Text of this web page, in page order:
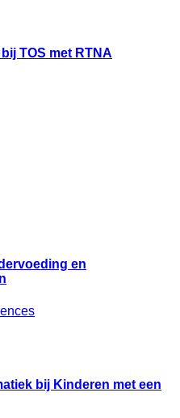
TOS met RTNA
en
bij Kinderen met een